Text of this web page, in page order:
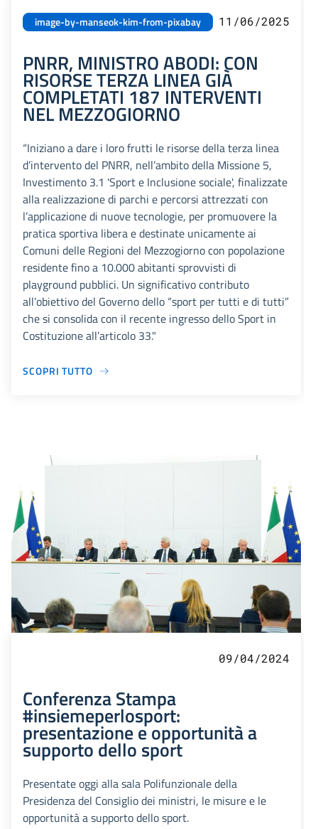
image-by-manseok-kim-from-pixabay 11/06/2025
PNRR, MINISTRO ABODI: CON
RISORSE TERZA LINEA GIÀ
COMPLETATI 187 INTERVENTI
NEL MEZZOGIORNO
“Iniziano a dare i loro frutti le risorse della terza linea
d’intervento del PNRR, nell’ambito della Missione 5,
Investimento 3.1 'Sport e Inclusione sociale', finalizzate
alla realizzazione di parchi e percorsi attrezzati con
l’applicazione di nuove tecnologie, per promuovere la
pratica sportiva libera e destinate unicamente ai
Comuni delle Regioni del Mezzogiorno con popolazione
residente fino a 10.000 abitanti sprovvisti di
playground pubblici. Un significativo contributo
all’obiettivo del Governo dello “sport per tutti e di tutti”
che si consolida con il recente ingresso dello Sport in
Costituzione all’articolo 33."
SCOPRI TUTTO
09/04/2024
Conferenza Stampa
#insiemeperlosport:
presentazione e opportunità a
supporto dello sport
Presentate oggi alla sala Polifunzionale della
Presidenza del Consiglio dei ministri, le misure e le
opportunità a supporto dello sport.